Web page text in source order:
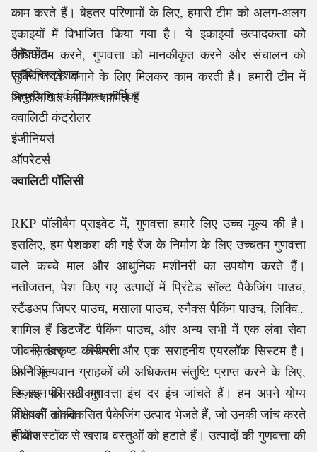
काम करते हैं। बेहतर परिणामों के लिए, हमारी टीम को अलग-अलग
इकाइयों में विभाजित किया गया है। ये इकाइयां उत्पादकता को
अधिकतम करने, गुणवत्ता को मानकीकृत करने और संचालन को
सुविधाजनक बनाने के लिए मिलकर काम करती हैं। हमारी टीम में
निम्नलिखित कार्मिक शामिल हैं
:
मैनेजमेंट
एडमिनिस्ट्रेशन
अनुसंधान एवं विकास कार्मिक
क्वालिटी कंट्रोलर
इंजीनियर्स
ऑपरेटर्स
क्वालिटी पॉलिसी
RKP पॉलीबैग प्राइवेट में, गुणवत्ता हमारे लिए उच्च मूल्य की है।
इसलिए, हम पेशकश की गई रेंज के निर्माण के लिए उच्चतम गुणवत्ता
वाले कच्चे माल और आधुनिक मशीनरी का उपयोग करते हैं।
नतीजतन, पेश किए गए उत्पादों में प्रिंटेडसॉल्ट पैकेजिंग पाउच,
स्टैंडअप जिपर पाउच, मसाला पाउच, स्नैक्स पैकिंग पाउच, लिक्विड
शामिल हैं डिटर्जेंट पैकिंग पाउच, और अन्य सभी में एक लंबा सेवा
जीवन, उत्कृष्ट कारीगरी और एक सराहनीय एयरलॉक सिस्टम है।
अपने मूल्यवान ग्राहकों की अधिकतम संतुष्टि प्राप्त करने के लिए,
हम हर पीस की गुणवत्ता इंच दर इंच जांचते हैं। हम अपने योग्य
विशेषज्ञों को विकसित पैकेजिंग उत्पाद भेजते हैं, जो उनकी जांच करते
हैं और स्टॉक से खराब वस्तुओं को हटाते हैं। उत्पादों की गुणवत्ता की
---- सितंबर ---- स्थिरता
फिनिशिंग
डिज़ाइन की सटीकता
सील की ताकत
लीकेज